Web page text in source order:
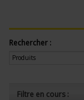
Rechercher :
Filtre en cours :